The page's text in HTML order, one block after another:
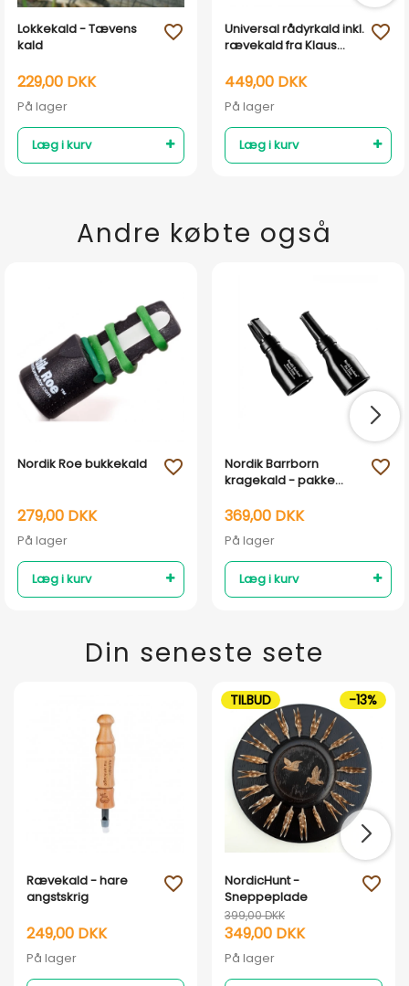
Lokkekald - Tævens
kald
229,00 DKK
På lager
Læg i kurv
favorite_outline
Universal rådyrkald inkl.
rævekald fra Klaus
449,00 DKK
På lager
Læg i kurv
favorite_outline
Andre købte også
Nordik Roe bukkekald
279,00 DKK
På lager
Læg i kurv
favorite_outline
Nordik Barrborn
kragekald - pakke
369,00 DKK
På lager
Læg i kurv
favorite_outline
Din seneste sete
Rævekald - hare
angstskrig
249,00 DKK
På lager
favorite_outline
NordicHunt -
Sneppeplade
399,00 DKK
349,00 DKK
På lager
favorite_outline
TILBUD -13%